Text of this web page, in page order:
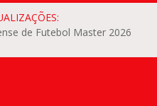
de Futebol Master 2026